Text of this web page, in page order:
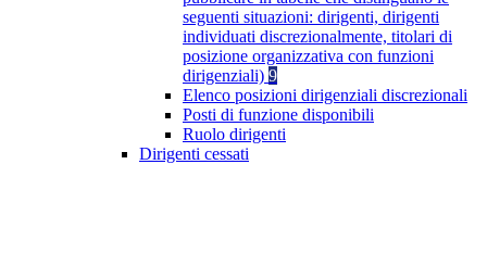
seguenti situazioni: dirigenti, dirigenti
individuati discrezionalmente, titolari di
posizione organizzativa con funzioni
dirigenziali) 9
Elenco posizioni dirigenziali discrezionali
Posti di funzione disponibili
Ruolo dirigenti
Dirigenti cessati